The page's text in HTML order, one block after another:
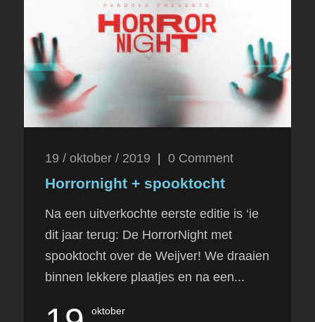
19 / oktober / 2019 0 Comment
Horrornight + spooktocht
Na een uitverkochte eerste editie is ‘ie
dit jaar terug: De HorrorNight met
spooktocht over de Weijver! We draaien
binnen lekkere plaatjes en na een...
oktober